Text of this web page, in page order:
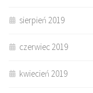
sierpień 2019
czerwiec 2019
kwiecień 2019